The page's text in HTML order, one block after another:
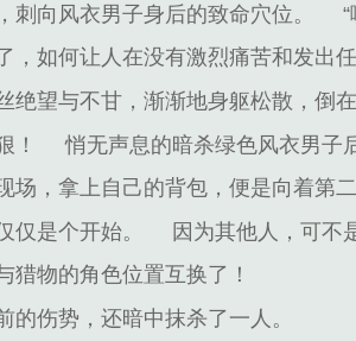
向风衣男子身后的致命穴位。
如何让人在没有激烈痛苦和发出
望与不甘，渐渐地身躯松散，倒在
！
悄无声息的暗杀绿色风衣男子
，拿上自己的背包，便是向着第二
仅是个开始。
因为其他人，可不
猎物的角色位置互换了！
伤势，还暗中抹杀了一人。